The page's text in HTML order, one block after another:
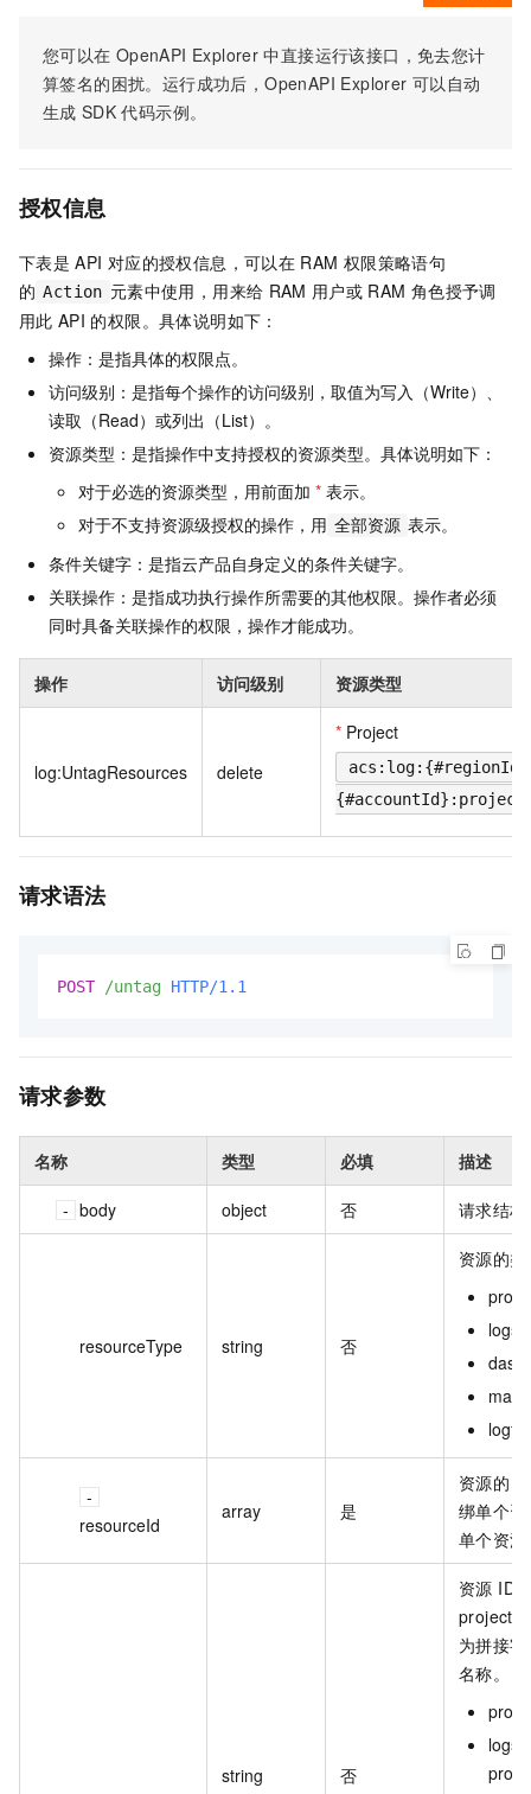
您可以在 OpenAPI Explorer 中直接运行该接口，免去您计
算签名的困扰。运行成功后，OpenAPI Explorer 可以自动
生成 SDK 代码示例。
授权信息
下表是 API 对应的授权信息，可以在 RAM 权限策略语句
的 Action 元素中使用，用来给 RAM 用户或 RAM 角色授予调
用此 API 的权限。具体说明如下：
操作：是指具体的权限点。
访问级别：是指每个操作的访问级别，取值为写入（Write）、
读取（Read）或列出（List）。
资源类型：是指操作中支持授权的资源类型。具体说明如下：
对于必选的资源类型，用前面加 * 表示。
对于不支持资源级授权的操作，用 全部资源 表示。
条件关键字：是指云产品自身定义的条件关键字。
关联操作：是指成功执行操作所需要的其他权限。操作者必须
同时具备关联操作的权限，操作才能成功。
操作 访问级别 资源类型
log:UntagResources delete
* Project
{#accountId}:project/
请求语法
POST /untag HTTP/1.1
请求参数
名称 类型 必填 描述
body object 否 请求结
resourceType string 否
资源的
resourceId
array 是
资源的
绑单个
单个资
string 否
资源 ID
为拼接
名称。